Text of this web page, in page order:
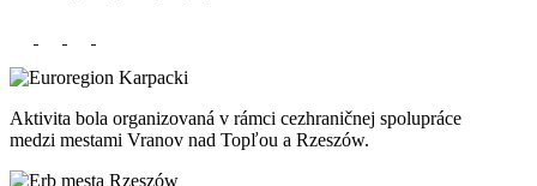
Aktivita bola organizovaná v rámci cezhraničnej spolupráce
medzi mestami Vranov nad Topľou a Rzeszów.